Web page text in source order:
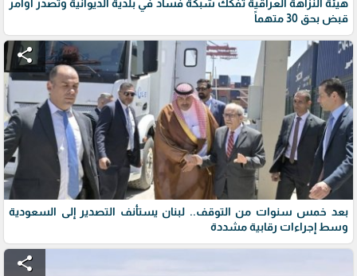
هيئة النزاهة العراقية تفكك شبكة فساد في بلدية الديوانية وتصدر أوامر
قبض بحق 30 متهماً
share
بعد خمس سنوات من التوقف.. لبنان يستأنف التصدير إلى السعودية
وسط إجراءات رقابية مشددة
share